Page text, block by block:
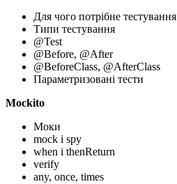
Для чого потрібне тестування
Типи тестування
@Test
@Before, @After
@BeforeClass, @AfterClass
Параметризовані тести
Mockito
Моки
mock і spy
when і thenReturn
verify
any, once, times